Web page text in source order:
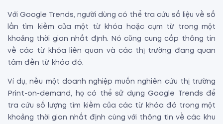
Với Google Trends, người dùng có thể tra cứu số liệu về số
lần tìm kiếm của một từ khóa hoặc cụm từ trong một
khoảng thời gian nhất định. Nó cũng cung cấp thông tin
về các từ khóa liên quan và các thị trường đang quan
tâm đến từ khóa đó.
Ví dụ, nếu một doanh nghiệp muốn nghiên cứu thị trường
Print-on-demand, họ có thể sử dụng Google Trends để
tra cứu số lượng tìm kiếm của các từ khóa đó trong một
khoảng thời gian nhất định cùng với thông tin về các khu